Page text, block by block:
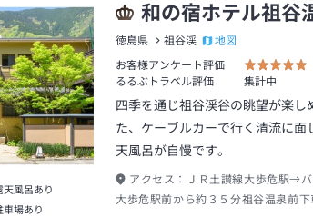
天風呂あり
車場あり
和の宿ホテル祖谷
徳島県 祖谷渓
地図
お客様アンケート評価
るるぶトラベル評価
集計中
四季を通じ祖谷渓谷の眺望が楽し
た、ケーブルカーで行く清流に面
天風呂が自慢です。
アクセス：
ＪＲ土讃線大歩危駅→
大歩危駅前から約３５分祖谷温泉前